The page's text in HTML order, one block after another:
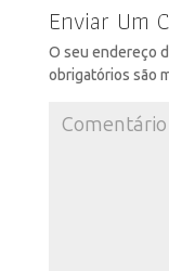
Enviar Um
O seu endereço
obrigatórios são